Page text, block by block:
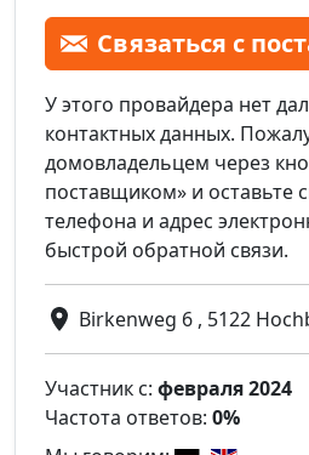
Связаться с
У этого провайдера нет
контактных данных.
домовладельцем через
поставщиком» и оставьте
телефона и адрес
быстрой обратной связи.
Birkenweg 6 , 5122
Участник с: февраля 2024
Частота ответов: 0%